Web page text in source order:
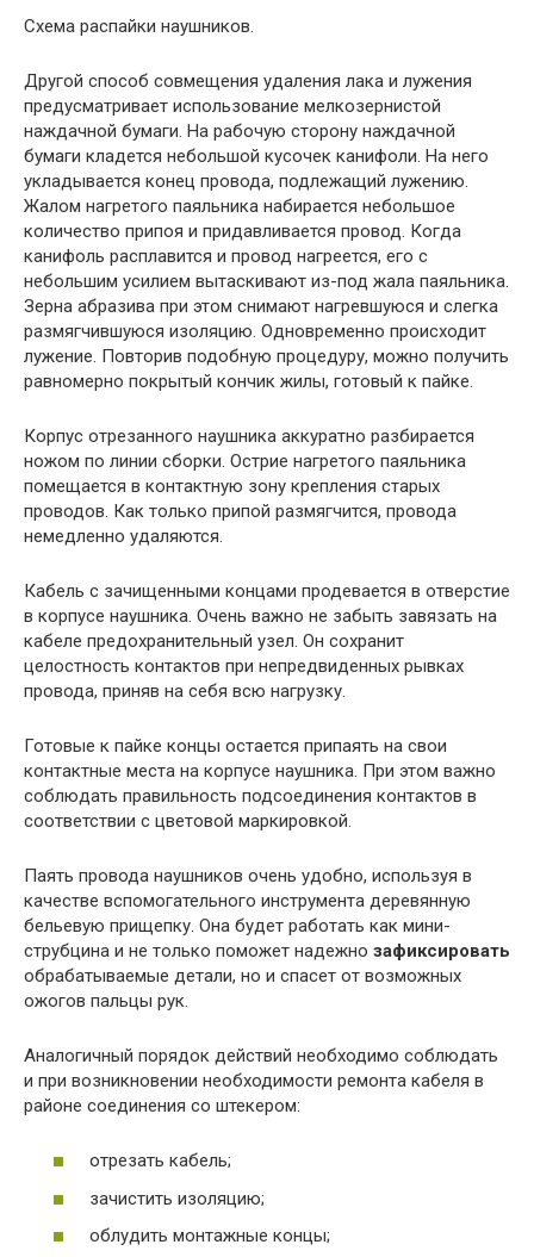
Схема распайки наушников.
Другой способ совмещения удаления лака и лужения
предусматривает использование мелкозернистой
наждачной бумаги. На рабочую сторону наждачной
бумаги кладется небольшой кусочек канифоли. На него
укладывается конец провода, подлежащий лужению.
Жалом нагретого паяльника набирается небольшое
количество припоя и придавливается провод. Когда
канифоль расплавится и провод нагреется, его с
небольшим усилием вытаскивают из-под жала паяльника.
Зерна абразива при этом снимают нагревшуюся и слегка
размягчившуюся изоляцию. Одновременно происходит
лужение. Повторив подобную процедуру, можно получить
равномерно покрытый кончик жилы, готовый к пайке.
Корпус отрезанного наушника аккуратно разбирается
ножом по линии сборки. Острие нагретого паяльника
помещается в контактную зону крепления старых
проводов. Как только припой размягчится, провода
немедленно удаляются.
Кабель с зачищенными концами продевается в отверстие
в корпусе наушника. Очень важно не забыть завязать на
кабеле предохранительный узел. Он сохранит
целостность контактов при непредвиденных рывках
провода, приняв на себя всю нагрузку.
Готовые к пайке концы остается припаять на свои
контактные места на корпусе наушника. При этом важно
соблюдать правильность подсоединения контактов в
соответствии с цветовой маркировкой.
Паять провода наушников очень удобно, используя в
качестве вспомогательного инструмента деревянную
бельевую прищепку. Она будет работать как мини-
струбцина и не только поможет надежно зафиксировать
обрабатываемые детали, но и спасет от возможных
ожогов пальцы рук.
Аналогичный порядок действий необходимо соблюдать
и при возникновении необходимости ремонта кабеля в
районе соединения со штекером:
отрезать кабель;
зачистить изоляцию;
облудить монтажные концы;